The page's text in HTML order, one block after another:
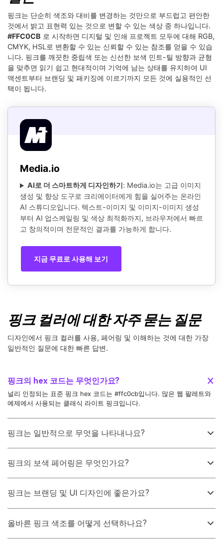
핑크는 단순히 색조와 대비를 변경하는 것만으로 부드럽고 편안한
것에서 밝고 표현력 있는 것으로 변할 수 있는 색상 중 하나입니다.
#FFC0CB 로 시작하면 디지털 및 인쇄 프로젝트 모두에 대해 RGB,
CMYK, HSL로 변환할 수 있는 신뢰할 수 있는 참조를 얻을 수 있습
니다. 핑크를 깨끗한 중립색 또는 신선한 보색 민트-틸 방향과 균형
을 맞추면 읽기 쉽고 현대적이며 기억에 남는 상태를 유지하여 UI
액센트부터 브랜딩 및 패키징에 이르기까지 모든 것에 실용적인 선
택이 됩니다.
Media.io
AI로 더 스마트하게 디자인하기: Media.io는 고급 이미지
생성 및 향상 도구로 크리에이터에게 힘을 실어주는 온라인
AI 스튜디오입니다. 텍스트-이미지 및 이미지-이미지 생성
부터 AI 업스케일링 및 색상 최적화까지, 브라우저에서 빠르
고 창의적이며 전문적인 결과를 가능하게 합니다.
지금 무료로 사용해 보기
핑크 컬러에 대한 자주 묻는 질문
디자인에서 핑크 컬러를 사용, 페어링 및 이해하는 것에 대한 가장
일반적인 질문에 대한 빠른 답변.
핑크의 hex 코드는 무엇인가요?
널리 인정되는 표준 핑크 hex 코드는 #ffc0cb입니다. 많은 웹 팔레트와
예제에서 사용되는 클래식 라이트 핑크입니다.
핑크는 일반적으로 무엇을 나타내나요?
더 밝은 색조는 또한 경쾌한 에너지와 자신감 있는 자기 표현을 나타낼
핑크의 보색 페어링은 무엇인가요?
옆에서 신선하고 깨끗하게 느껴질 수 있으며, 더 깊은 틸은 구조와 대비
핑크는 브랜딩 및 UI 디자인에 좋은가요?
위기가 필요할 때 부드러운 배경으로도 작동합니다. 최상의 결과는 신중
올바른 핑크 색조를 어떻게 선택하나요?